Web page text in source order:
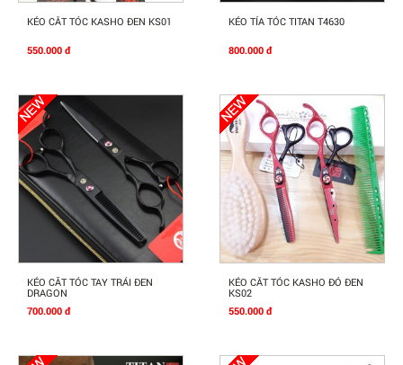
Mua Ngay
KÉO CẮT TÓC KASHO ĐEN KS01
550.000 đ
Mua Ngay
KÉO TỈA TÓC TITAN T4630
800.000 đ
Mua Ngay
KÉO CĂT TÓC TAY TRÁI ĐEN
DRAGON
700.000 đ
Mua Ngay
KÉO CẮT TÓC KASHO ĐỎ ĐEN
KS02
550.000 đ